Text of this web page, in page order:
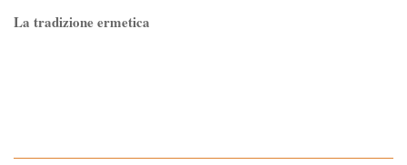
La tradizione ermetica